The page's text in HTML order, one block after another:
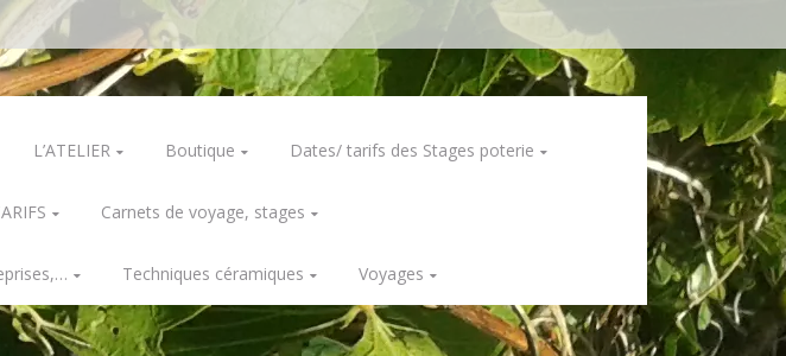
L’ATELIER Boutique Dates/ tarifs des Stages poterie
Carnets de voyage, stages
Techniques céramiques Voyages